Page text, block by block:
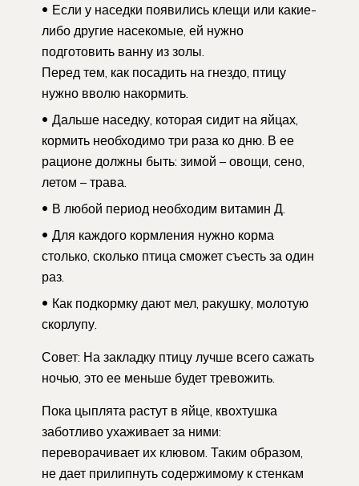
Если у наседки появились клещи или какие-
либо другие насекомые, ей нужно
подготовить ванну из золы.
Перед тем, как посадить на гнездо, птицу
нужно вволю накормить.
Дальше наседку, которая сидит на яйцах,
кормить необходимо три раза ко дню. В ее
рационе должны быть: зимой – овощи, сено,
летом – трава.
В любой период необходим витамин Д.
Для каждого кормления нужно корма
столько, сколько птица сможет съесть за один
раз.
Как подкормку дают мел, ракушку, молотую
скорлупу.
Совет: На закладку птицу лучше всего сажать
ночью, это ее меньше будет тревожить.
Пока цыплята растут в яйце, квохтушка
заботливо ухаживает за ними:
переворачивает их клювом. Таким образом,
не дает прилипнуть содержимому к стенкам